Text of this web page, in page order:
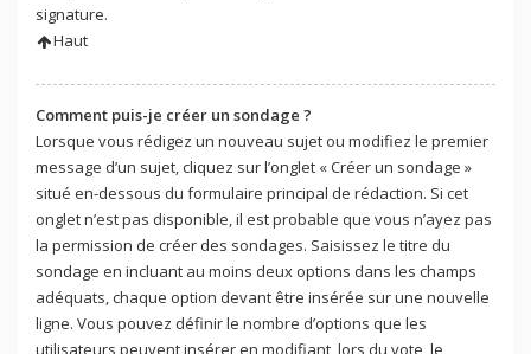
signature.
Haut
Comment puis-je créer un sondage ?
Lorsque vous rédigez un nouveau sujet ou modifiez le premier
message d’un sujet, cliquez sur l’onglet « Créer un sondage »
situé en-dessous du formulaire principal de rédaction. Si cet
onglet n’est pas disponible, il est probable que vous n’ayez pas
la permission de créer des sondages. Saisissez le titre du
sondage en incluant au moins deux options dans les champs
adéquats, chaque option devant être insérée sur une nouvelle
ligne. Vous pouvez définir le nombre d’options que les
utilisateurs peuvent insérer en modifiant, lors du vote, le